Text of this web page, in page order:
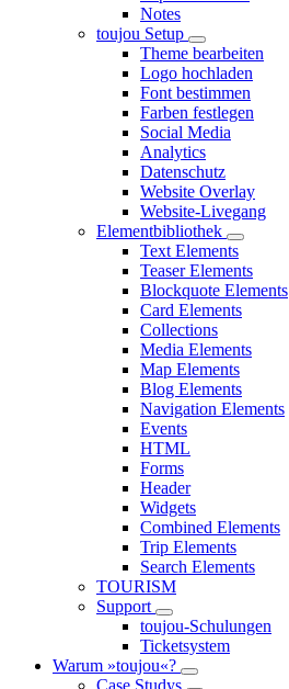
Notes
toujou Setup
Theme bearbeiten
Logo hochladen
Font bestimmen
Farben festlegen
Social Media
Analytics
Datenschutz
Website Overlay
Website-Livegang
Elementbibliothek
Text Elements
Teaser Elements
Blockquote Elements
Card Elements
Collections
Media Elements
Map Elements
Blog Elements
Navigation Elements
Events
HTML
Forms
Header
Widgets
Combined Elements
Trip Elements
Search Elements
TOURISM
Support
toujou-Schulungen
Ticketsystem
Warum »toujou«?
Case Studys